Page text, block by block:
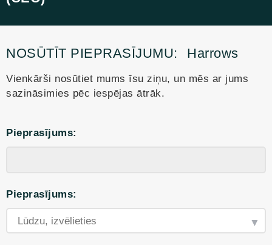
NOSŪTĪT PIEPRASĪJUMU: Harrows
Vienkārši nosūtiet mums īsu ziņu, un mēs ar jums
sazināsimies pēc iespējas ātrāk.
Pieprasījums:
Pieprasījums: